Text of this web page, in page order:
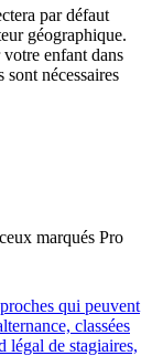
par défaut
géographique.
enfant dans
sont nécessaires
marqués Pro
qui peuvent
classées
légal de stagiaires,